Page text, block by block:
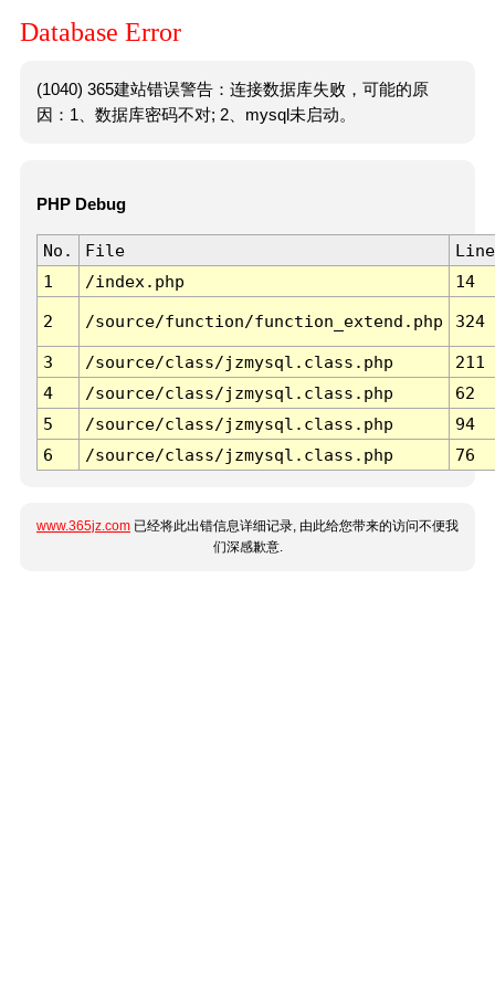
Database Error
(1040) 365建站错误警告：连接数据库失败，可能的原
因：1、数据库密码不对; 2、mysql未启动。
PHP Debug
No. File
Line
1
/index.php 14
2 /source/function/function_extend.php 324
3 /source/class/jzmysql.class.php
211
4
/source/class/jzmysql.class.php
62
5
/source/class/jzmysql.class.php
94
6
/source/class/jzmysql.class.php 76
www.365jz.com 已经将此出错信息详细记录, 由此给您带来的访问不便我
们深感歉意.